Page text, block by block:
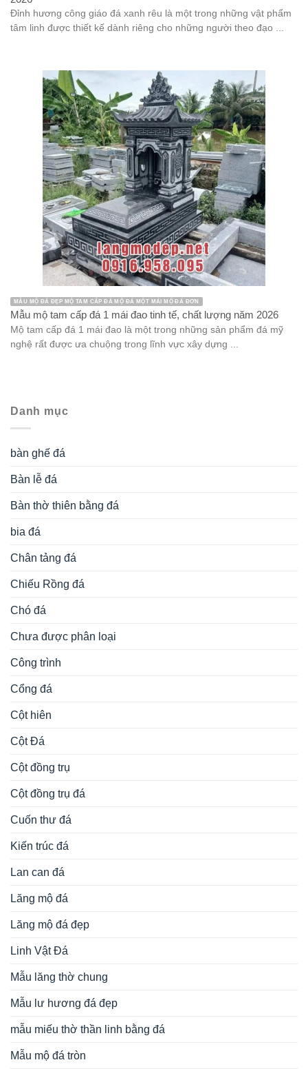
Đỉnh hương công giáo đá xanh rêu là một trong những vật phẩm
tâm linh được thiết kế dành riêng cho những người theo đạo ...
MẪU MỘ ĐÁ ĐẸP MỘ TAM CẤP ĐÁ MỘ ĐÁ MỘT MÁI MỘ ĐÁ ĐƠN
Mẫu mộ tam cấp đá 1 mái đao tinh tế, chất lượng năm 2026
Mộ tam cấp đá 1 mái đao là một trong những sản phẩm đá mỹ
nghệ rất được ưa chuộng trong lĩnh vực xây dựng ...
Danh mục
bàn ghế đá
Bàn lễ đá
Bàn thờ thiên bằng đá
bia đá
Chân tảng đá
Chiếu Rồng đá
Chó đá
Chưa được phân loại
Công trình
Cổng đá
Cột hiên
Cột Đá
Cột đồng trụ
Cột đồng trụ đá
Cuốn thư đá
Kiến trúc đá
Lan can đá
Lăng mộ đá
Lăng mộ đá đẹp
Linh Vật Đá
Mẫu lăng thờ chung
Mẫu lư hương đá đẹp
mẫu miếu thờ thần linh bằng đá
Mẫu mộ đá tròn